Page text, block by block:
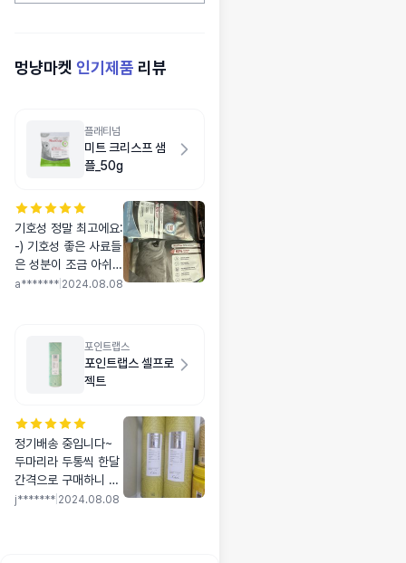
멍냥마켓 인기제품 리뷰
플래티넘
미트 크리스프 샘
플_50g
기호성 정말 최고에요:
-) 기호성 좋은 사료들
은 성분이 조금 아쉬운
경우가 많았는데 요거
a******* 2024.08.08
포인트랩스
포인트랩스 셀프로
젝트
정기배송 중입니다~
두마리라 두통씩 한달
간격으로 구매하니 딱
주기가 맞네요 믿고 먹
j******* 2024.08.08